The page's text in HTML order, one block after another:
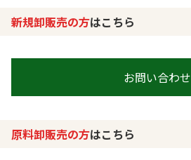
新規卸販売の方はこちら
お問い合わせ
原料卸販売の方はこちら